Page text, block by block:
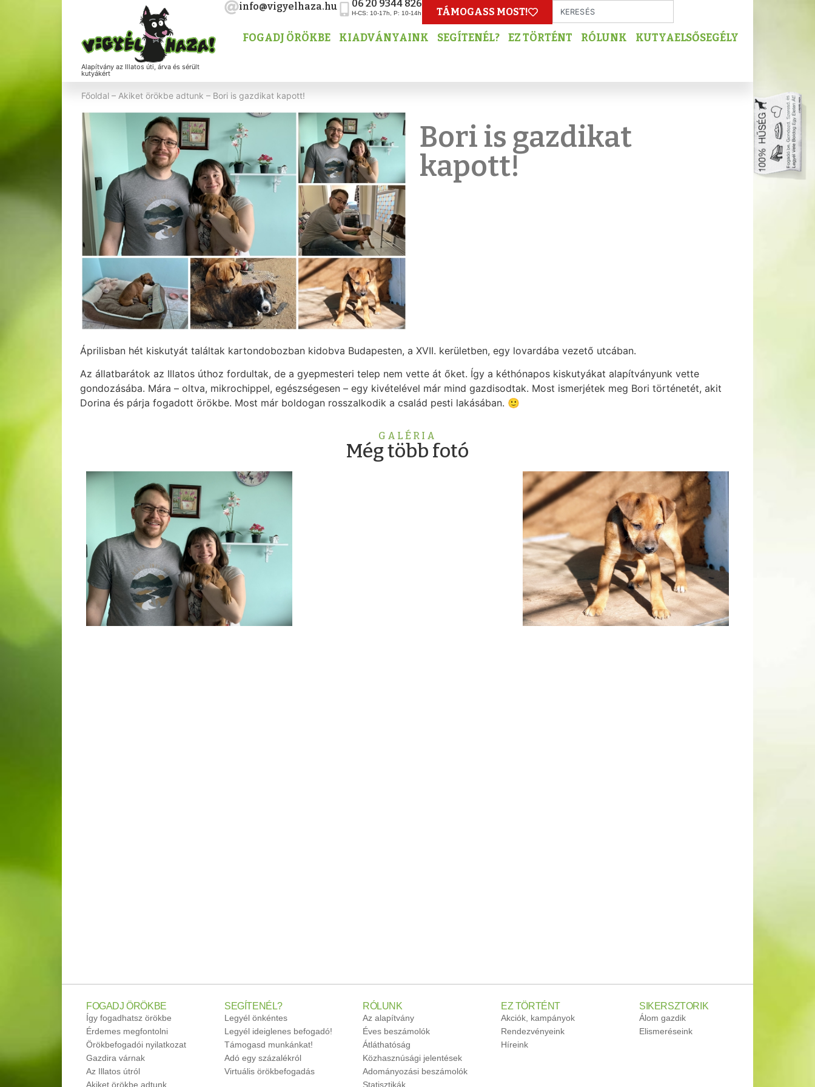
Alapítvány az Illatos úti, árva és sérült
kutyákért
info@vigyelhaza.hu 06 20 9344 826
H-CS: 10-17h, P: 10-14h TÁMOGASS MOST!
FOGADJ ÖRÖKBE KIADVÁNYAINK SEGÍTENÉL? EZ TÖRTÉNT RÓLUNK KUTYAELSŐSEGÉLY
Főoldal – Akiket örökbe adtunk – Bori is gazdikat kapott!
Bori is gazdikat
kapott!
Áprilisban hét kiskutyát találtak kartondobozban kidobva Budapesten, a XVII. kerületben, egy lovardába vezető utcában.
Az állatbarátok az Illatos úthoz fordultak, de a gyepmesteri telep nem vette át őket. Így a kéthónapos kiskutyákat alapítványunk vette
gondozásába. Mára – oltva, mikrochippel, egészségesen – egy kivételével már mind gazdisodtak. Most ismerjétek meg Bori történetét, akit
Dorina és párja fogadott örökbe. Most már boldogan rosszalkodik a család pesti lakásában. 🙂
GALÉRIA
Még több fotó
FOGADJ ÖRÖKBE
Így fogadhatsz örökbe
Érdemes megfontolni
Örökbefogadói nyilatkozat
Gazdira várnak
Az Illatos útról
Akiket örökbe adtunk
SEGÍTENÉL?
Legyél önkéntes
Legyél ideiglenes befogadó!
Támogasd munkánkat!
Adó egy százalékról
Virtuális örökbefogadás
RÓLUNK
Az alapítvány
Éves beszámolók
Átláthatóság
Közhasznúsági jelentések
Adományozási beszámolók
Statisztikák
EZ TÖRTÉNT
Akciók, kampányok
Rendezvényeink
Híreink
SIKERSZTORIK
Álom gazdik
Elismeréseink